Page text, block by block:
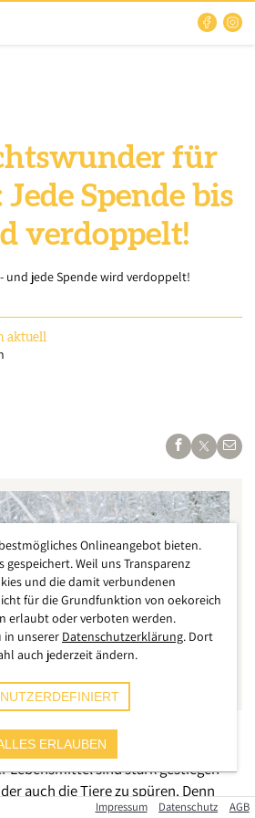
für
Jede Spende bis
verdoppelt!
und jede Spende wird verdoppelt!
aktuell
herausfordernden Zeiten, die
Lebensmittel sind stark gestiegen
auch die Tiere zu spüren. Denn
private Initiativen sind längst an ihre
Impressum Datenschutz AGB
Onlineangebot bieten.
gespeichert. Weil uns Transparenz
und die damit verbundenen
für die Grundfunktion von oekoreich
erlaubt oder verboten werden.
in unserer Datenschutzerklärung. Dort
auch jederzeit ändern.
ERLAUBEN